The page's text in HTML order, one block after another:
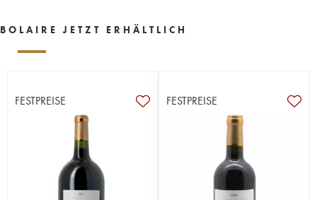
BOLAIRE JETZT ERHÄLTLICH
FESTPREISE FESTPREISE